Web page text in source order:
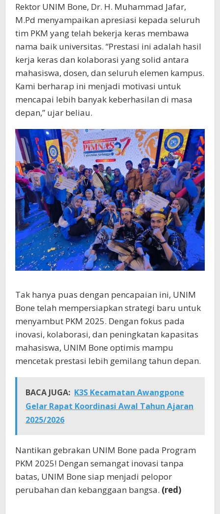
Rektor UNIM Bone, Dr. H. Muhammad Jafar,
M.Pd menyampaikan apresiasi kepada seluruh
tim PKM yang telah bekerja keras membawa
nama baik universitas. “Prestasi ini adalah hasil
kerja keras dan kolaborasi yang solid antara
mahasiswa, dosen, dan seluruh elemen kampus.
Kami berharap ini menjadi motivasi untuk
mencapai lebih banyak keberhasilan di masa
depan,” ujar beliau.
Tak hanya puas dengan pencapaian ini, UNIM
Bone telah mempersiapkan strategi baru untuk
menyambut PKM 2025. Dengan fokus pada
inovasi, kolaborasi, dan peningkatan kapasitas
mahasiswa, UNIM Bone optimis mampu
mencetak prestasi lebih gemilang tahun depan.
BACA JUGA: K3S Kecamatan Awangpone
Gelar Rapat Koordinasi Awal Tahun Ajaran
2025/2026
Nantikan gebrakan UNIM Bone pada Program
PKM 2025! Dengan semangat inovasi tanpa
batas, UNIM Bone siap menjadi pelopor
perubahan dan kebanggaan bangsa. (red)